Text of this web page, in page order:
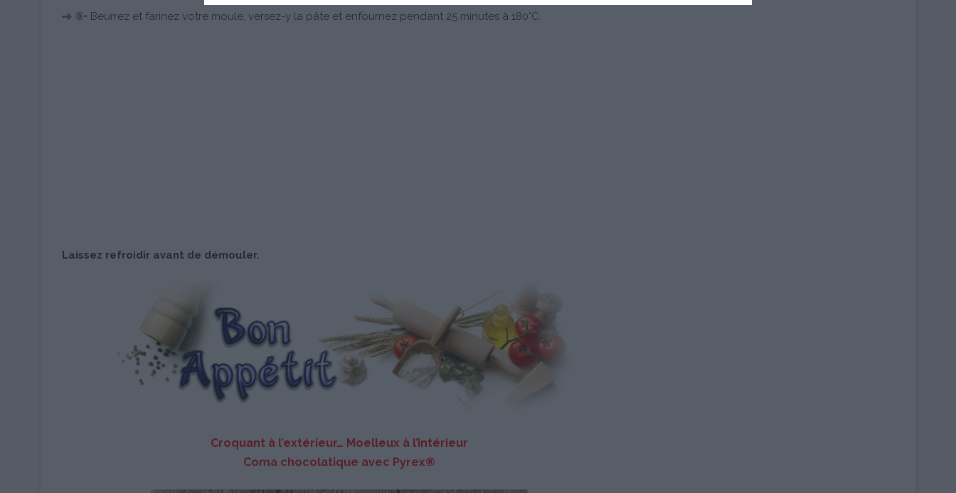
⑧• Beurrez et farinez votre moule, versez-y la pâte et enfournez pendant 25 minutes à 180°C.
Laissez refroidir avant de démouler.
Croquant à l’extérieur… Moelleux à l’intérieur
Coma chocolatique avec Pyrex®